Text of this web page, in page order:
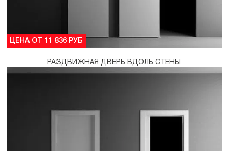
ЦЕНА ОТ 11 836 РУБ
РАЗДВИЖНАЯ ДВЕРЬ ВДОЛЬ СТЕНЫ